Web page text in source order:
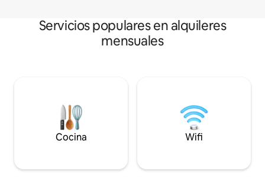
Servicios populares en alquileres
mensuales
Cocina Wifi